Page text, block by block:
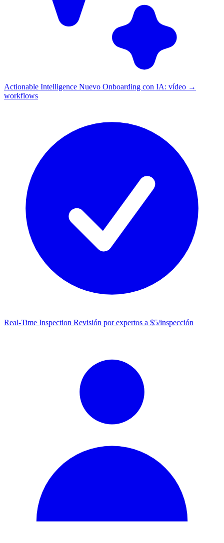
Actionable Intelligence Nuevo Onboarding con IA: vídeo →
workflows
Real-Time Inspection Revisión por expertos a $5/inspección